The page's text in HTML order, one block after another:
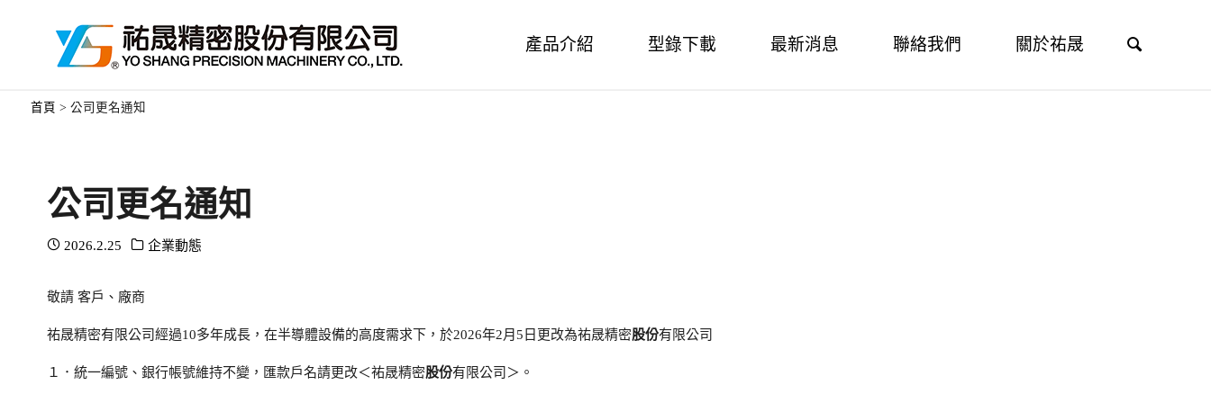
產品介紹 型錄下載 最新消息 聯絡我們 關於祐晟
首頁 > 公司更名通知
公司更名通知
2026.2.25 企業動態
敬請 客戶、廠商
祐晟精密有限公司經過10多年成長，在半導體設備的高度需求下，於2026年2月5日更改為祐晟精密股份有限公司
１．統一編號、銀行帳號維持不變，匯款戶名請更改＜祐晟精密股份有限公司＞。